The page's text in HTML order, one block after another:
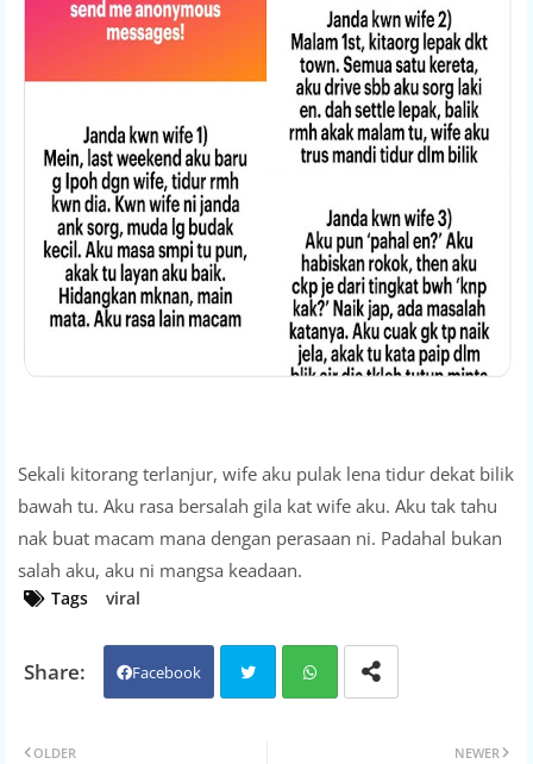
Sekali kitorang terlanjur, wife aku pulak lena tidur dekat bilik
bawah tu. Aku rasa bersalah gila kat wife aku. Aku tak tahu
nak buat macam mana dengan perasaan ni. Padahal bukan
salah aku, aku ni mangsa keadaan.
Tags viral
Facebook
NEWER
OLDER